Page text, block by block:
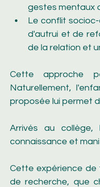
gestes mentaux
Le conflit
d'autrui et de
de la relation et
Cette approche
Naturellement,
proposée lui permet
Arrivés au
connaissance et
Cette expérience de
de recherche, que